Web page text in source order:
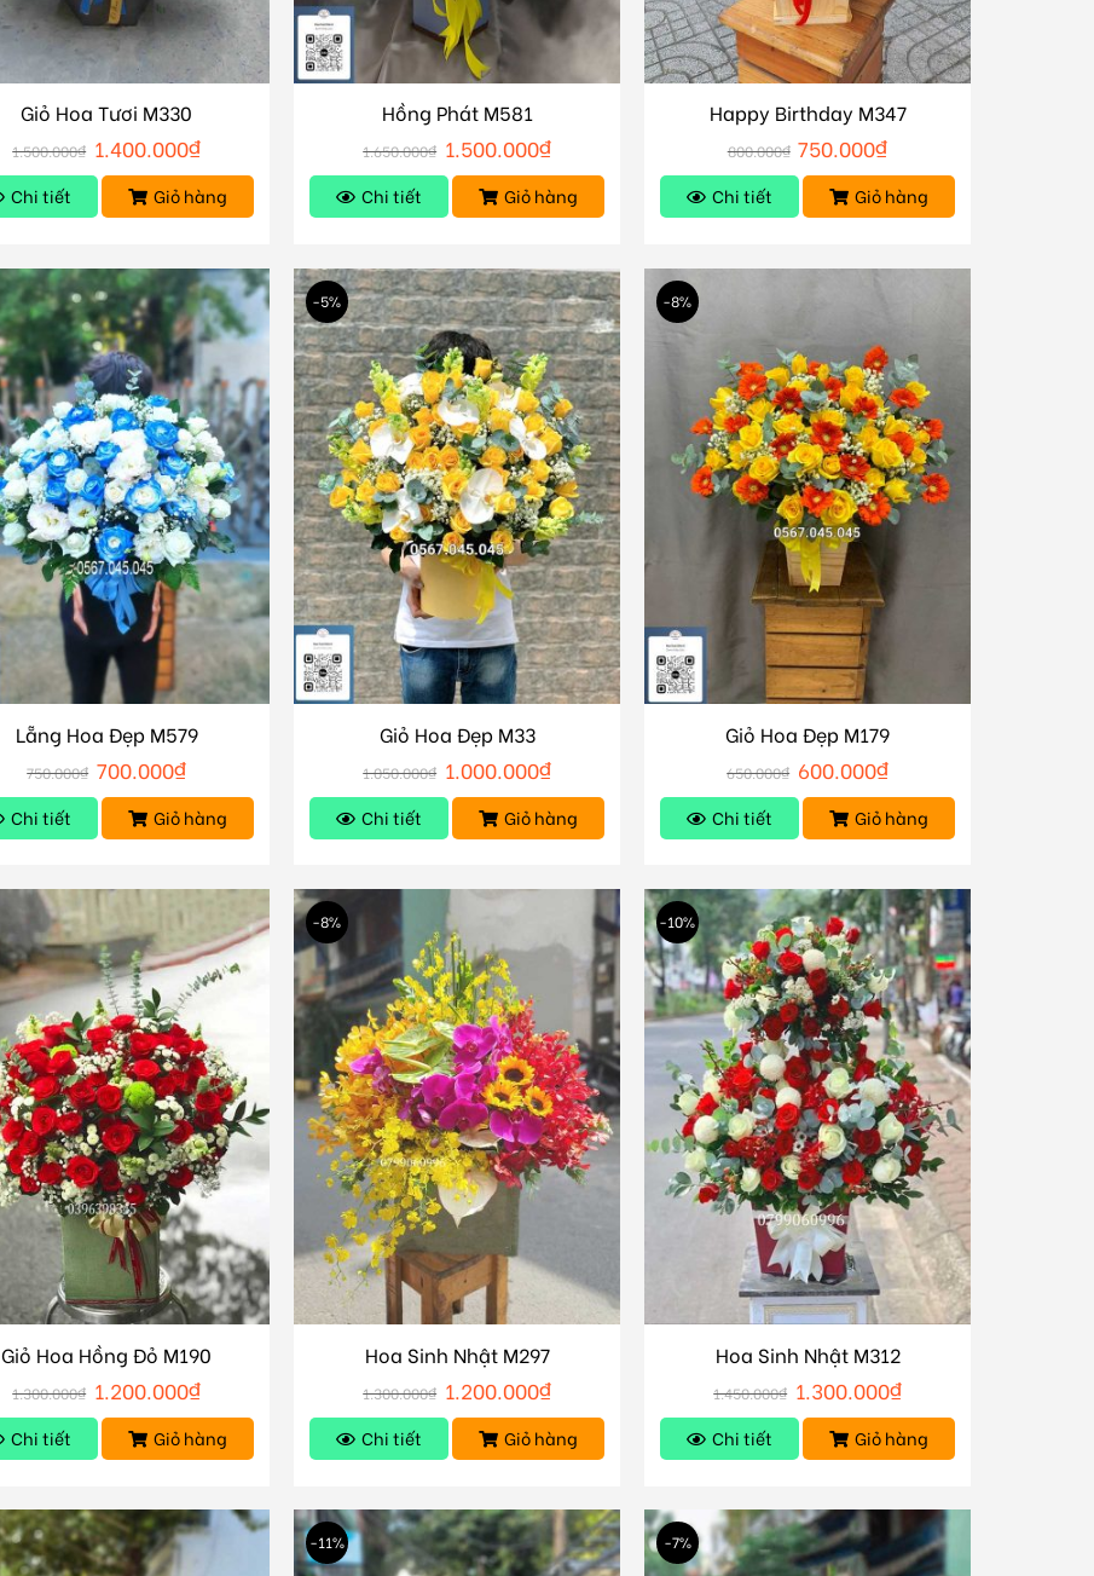
Giỏ Hoa Tươi M330
1.500.000₫ 1.400.000₫
Chi tiết Giỏ hàng
Hồng Phát M581
1.650.000₫ 1.500.000₫
Chi tiết Giỏ hàng
Happy Birthday M347
800.000₫ 750.000₫
Chi tiết Giỏ hàng
Lẵng Hoa Đẹp M579
750.000₫ 700.000₫
Chi tiết Giỏ hàng
-5%
Giỏ Hoa Đẹp M33
1.050.000₫ 1.000.000₫
Chi tiết Giỏ hàng
-8%
Giỏ Hoa Đẹp M179
650.000₫ 600.000₫
Chi tiết Giỏ hàng
Giỏ Hoa Hồng Đỏ M190
1.300.000₫ 1.200.000₫
Chi tiết Giỏ hàng
-8%
Hoa Sinh Nhật M297
1.300.000₫ 1.200.000₫
Chi tiết Giỏ hàng
-10%
Hoa Sinh Nhật M312
1.450.000₫ 1.300.000₫
Chi tiết Giỏ hàng
-11% -7%